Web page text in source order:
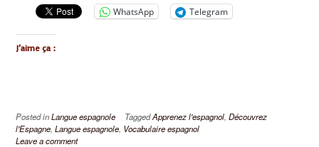
WhatsApp Telegram
J’aime ça :
Posted inLangue espagnole TaggedApprenez l'espagnol, Découvrez
l'Espagne, Langue espagnole, Vocabulaire espagnol
Leave a comment